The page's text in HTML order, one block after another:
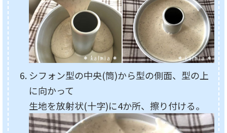
シフォン型の中央(筒)から型の側面、型の上
に向かって
生地を放射状(十字)に4か所、擦り付ける。